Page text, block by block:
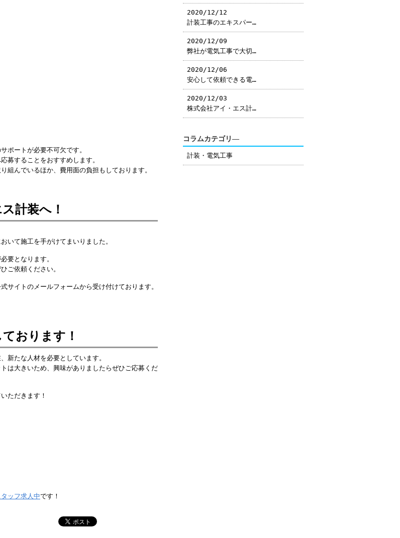
ポートが必要不可欠です。
募することをおすすめします。
組んでいるほか、費用面の負担もしております。
計装へ！
いて施工を手がけてまいりました。
要となります。
ご依頼ください。
サイトのメールフォームから受け付けております。
おります！
新たな人材を必要としています。
は大きいため、興味がありましたらぜひご応募くだ
ただきます！
ッフ求人中です！
2020/12/12
計装工事のエキスパー…
2020/12/09
弊社が電気工事で大切…
2020/12/06
安心して依頼できる電…
2020/12/03
株式会社アイ・エス計…
コラムカテゴリ―
計装・電気工事